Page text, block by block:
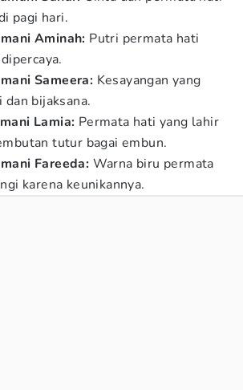
pagi hari.
Aminah: Putri permata hati
Sameera: Kesayangan yang
dan bijaksana.
Lamia: Permata hati yang lahir
tutur bagai embun.
Fareeda: Warna biru permata
karena keunikannya.